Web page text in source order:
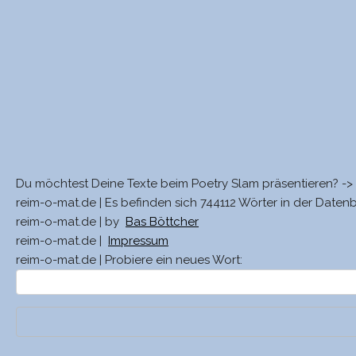
Du möchtest Deine Texte beim Poetry Slam präsentieren? ->
reim-o-mat.de | Es befinden sich 744112 Wörter in der
reim-o-mat.de | by Bas Böttcher
reim-o-mat.de |
Impressum
reim-o-mat.de | Probiere ein neues Wort: